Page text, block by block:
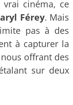
cinéma, ce
Férey. Mais
pas à des
à capturer la
offrant des
sur deux